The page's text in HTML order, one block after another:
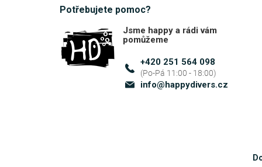
n
e
l
Potřebujete pomoc?
Jsme happy a rádi vám
pomůžeme
+420 251 564 098
info@ happydivers.cz